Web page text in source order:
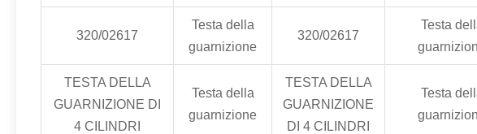
320/02617
Testa della
guarnizione
320/02617
Testa
TESTA DELLA
GUARNIZIONE DI
4 CILINDRI
Testa della
guarnizione
TESTA DELLA
GUARNIZIONE
DI 4 CILINDRI
Testa